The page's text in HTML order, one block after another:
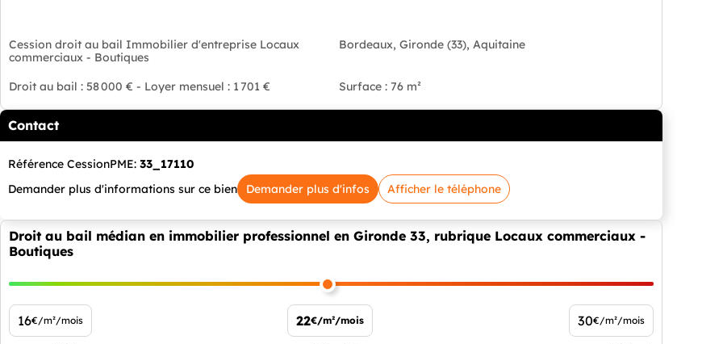
Cession droit au bail Immobilier d'entreprise Locaux
commerciaux - Boutiques
Bordeaux, Gironde (33), Aquitaine
Droit au bail : 58 000 € - Loyer mensuel : 1 701 € Surface : 76 m²
Contact
Référence CessionPME: 33_17110
Demander plus d'informations sur ce bien
Demander plus d'infos Afficher le téléphone
Droit au bail médian en immobilier professionnel en Gironde 33, rubrique Locaux commerciaux -
Boutiques
16€/m²/mois 22€/m²/mois 30€/m²/mois